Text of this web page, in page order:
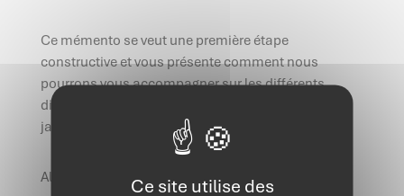
Ce mémento se veut une première étape
constructive et vous présente comment nous
pourrons vous accompagner sur les différents
dispositifs fiscaux, sociaux et financiers qui
jalonneront votre route de développeur d’idées.
Alors si vous avez un projet de création de jeune
Ce site utilise des